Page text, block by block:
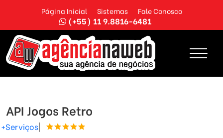
Página Inicial Sistemas Fale Conosco
(+55) 11 9.8816-6481
API Jogos Retro
+Serviços|